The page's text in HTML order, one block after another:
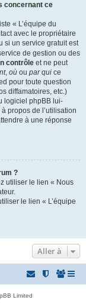
concernant ce
« L’équipe du
avec le propriétaire
si un service gratuit est
de gestion ou des
contrôle et ne peut
, où ou par qui ce
pour toute question
diffamatoires, etc.)
logiciel phpBB lui-
propos de l’utilisation
à une réponse
?
utiliser le lien « Nous
le lien « L’équipe
Aller à
Limited